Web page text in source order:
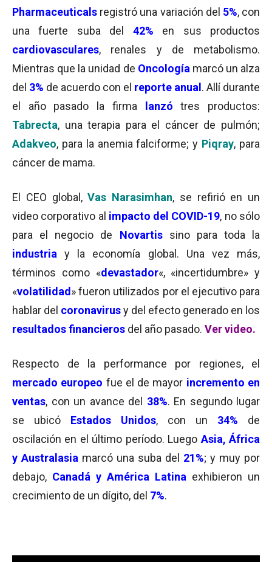
Pharmaceuticals registró una variación del 5%, con
una fuerte suba del
42% en sus productos
cardiovasculares, renales y de metabolismo.
Mientras que la unidad de Oncología marcó un alza
del 3% de acuerdo con el reporte anual . Allí durante
el año pasado la firma
lanzó tres productos:
Tabrecta, una terapia para el cáncer de pulmón;
Adakveo, para la anemia falciforme; y Piqray, para
cáncer de mama.
El CEO global,Vas Narasimhan, se refirió en un
video corporativo al impacto del COVID-19, no sólo
para el negocio de Novartissino para toda la
industria y la economía global. Una vez más,
términos como «devastador«, «incertidumbre» y
«volatilidad » fueron utilizados por el ejecutivo para
hablar del coronavirusy del efecto generado en los
resultados financieros del año pasado. Ver video.
Respecto de la performance por regiones, el
mercado europeo fue el de mayor incremento en
ventas, con un avance del 38%. En segundo lugar
se ubicó Estados Unidos, con un 34%
de
oscilación en el último período. Luego Asia, África
y Australasia marcó una suba del 21%; y muy por
debajo, Canadá y América Latina exhibieron un
crecimiento de un dígito, del 7%.